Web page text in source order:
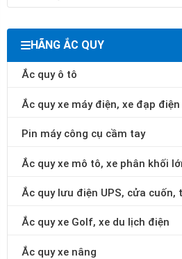
HÃNG ẮC QUY
Ắc quy ô tô
Ắc quy xe máy điện, xe đạp điện
Pin máy công cụ cầm tay
Ắc quy xe mô tô, xe phân khối
Ắc quy lưu điện UPS, cửa cuốn,
Ắc quy xe Golf, xe du lịch điện
Ắc quy xe nâng